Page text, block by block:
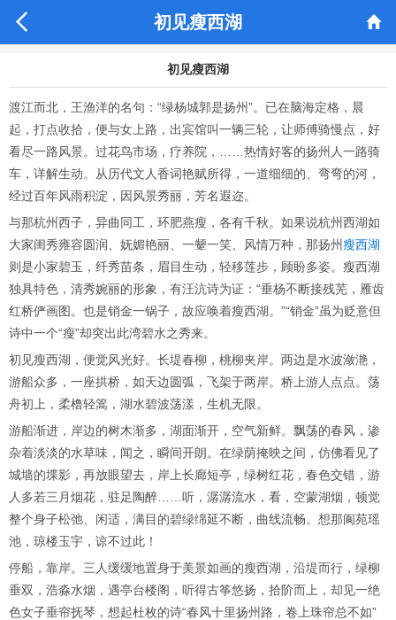
 初见瘦西湖 
初见瘦西湖
渡江而北，王渔洋的名句：“绿杨城郭是扬州”。已在脑海定格，晨
起，打点收拾，便与女上路，出宾馆叫一辆三轮，让师傅骑慢点，好
看尽一路风景。过花鸟市场，疗养院，……热情好客的扬州人一路骑
车，详解生动。从历代文人香词艳赋所得，一道细细的、弯弯的河，
经过百年风雨积淀，因风景秀丽，芳名遐迩。
与那杭州西子，异曲同工，环肥燕瘦，各有千秋。如果说杭州西湖如
大家闺秀雍容圆润、妩媚艳丽、一颦一笑、风情万种，那扬州瘦西湖
则是小家碧玉，纤秀苗条，眉目生动，轻移莲步，顾盼多姿。瘦西湖
独具特色，清秀婉丽的形象，有汪沆诗为证：“垂杨不断接残芜，雁齿
红桥俨画图。也是销金一锅子，故应唤着瘦西湖。”“销金”虽为贬意但
诗中一个“瘦”却突出此湾碧水之秀来。
初见瘦西湖，便觉风光好。长堤春柳，桃柳夹岸。两边是水波潋滟，
游船众多，一座拱桥，如天边圆弧，飞架于两岸。桥上游人点点。荡
舟初上，柔橹轻篙，湖水碧波荡漾，生机无限。
游船渐进，岸边的树木渐多，湖面渐开，空气新鲜。飘荡的春风，渗
杂着淡淡的水草味，闻之，瞬间开朗。在绿荫掩映之间，仿佛看见了
城墙的堞影，再放眼望去，岸上长廊短亭，绿树红花，春色交错，游
人多若三月烟花，驻足陶醉……听，潺潺流水，看，空蒙湖烟，顿觉
整个身子松弛、闲适，满目的碧绿绵延不断，曲线流畅。想那阆苑瑶
池，琼楼玉宇，谅不过此！
停船，靠岸。三人缓缓地置身于美景如画的瘦西湖，沿堤而行，绿柳
垂双，浩淼水烟，遇亭台楼阁，听得古筝悠扬，拾阶而上，却见一绝
色女子垂帘抚琴，想起杜枚的诗“春风十里扬州路，卷上珠帘总不如”